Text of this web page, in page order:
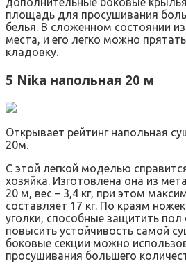
площадь для просушивания
белья. В сложенном состоянии
места, и его легко можно
кладовку.
5 Nika напольная 20 м
Открывает рейтинг напольная
20м.
С этой легкой моделью
хозяйка. Изготовлена она из
20 м, вес – 3,4 кг, при этом
составляет 17 кг. По краям
уголки, способные защитить пол
повысить устойчивость самой
боковые секции можно
просушивания большего